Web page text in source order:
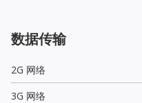
数据传输
2G 网络
3G 网络